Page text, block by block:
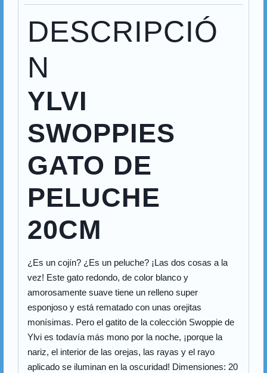
DESCRIPCIÓ
N
YLVI
SWOPPIES
GATO DE
PELUCHE
20CM
¿Es un cojín? ¿Es un peluche? ¡Las dos cosas a la
vez! Este gato redondo, de color blanco y
amorosamente suave tiene un relleno super
esponjoso y está rematado con unas orejitas
monísimas. Pero el gatito de la colección Swoppie de
Ylvi es todavía más mono por la noche, ¡porque la
nariz, el interior de las orejas, las rayas y el rayo
aplicado se iluminan en la oscuridad! Dimensiones: 20